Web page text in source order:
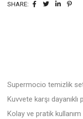
SHARE:
Supermocio temizlik
Kuvvete karşı
Kolay ve pratik kullanım